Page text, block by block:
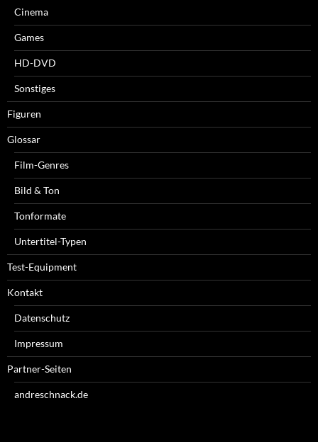
Cinema
Games
HD-DVD
Sonstiges
Figuren
Glossar
Film-Genres
Bild & Ton
Tonformate
Untertitel-Typen
Test-Equipment
Kontakt
Datenschutz
Impressum
Partner-Seiten
andreschnack.de